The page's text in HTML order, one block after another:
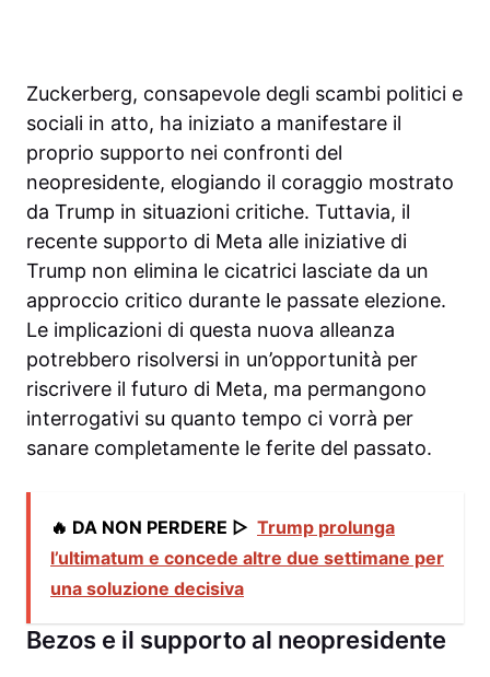
Zuckerberg, consapevole degli scambi politici e
sociali in atto, ha iniziato a manifestare il
proprio supporto nei confronti del
neopresidente, elogiando il coraggio mostrato
da Trump in situazioni critiche. Tuttavia, il
recente supporto di Meta alle iniziative di
Trump non elimina le cicatrici lasciate da un
approccio critico durante le passate elezione.
Le implicazioni di questa nuova alleanza
potrebbero risolversi in un’opportunità per
riscrivere il futuro di Meta, ma permangono
interrogativi su quanto tempo ci vorrà per
sanare completamente le ferite del passato.
🔥 DA NON PERDERE ▷ Trump prolunga
l’ultimatum e concede altre due settimane per
una soluzione decisiva
Bezos e il supporto al neopresidente